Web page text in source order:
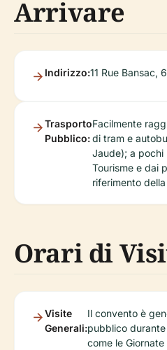
Arrivare
Indirizzo:11 Rue Bansac,
Trasporto
Pubblico:
Facilmente
di tram e
Jaude); a pochi
Tourisme e dai
riferimento
Orari di
Visite
Generali:
Il convento è
pubblico
come le